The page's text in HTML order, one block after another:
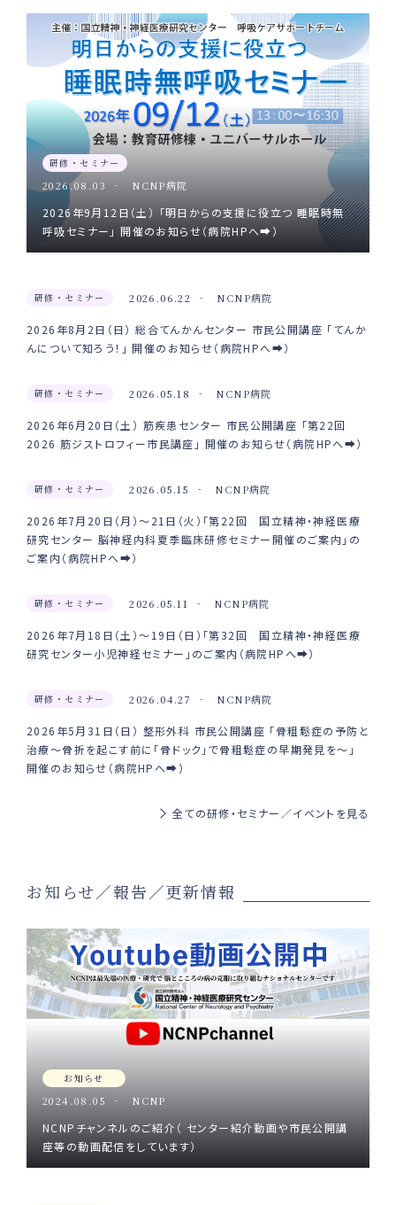
研修・セミナー
2026.08.03 NCNP病院
2026年9月12日（土） 「明日からの支援に役立つ 睡眠時無
呼吸セミナー」 開催のお知らせ（病院HPへ➡）
研修・セミナー 2026.06.22 NCNP病院
2026年8月2日（日） 総合てんかんセンター 市民公開講座 「てんか
んについて知ろう！」 開催のお知らせ（病院HPへ➡）
研修・セミナー 2026.05.18 NCNP病院
2026年6月20日（土） 筋疾患センター 市民公開講座 「第22回
2026 筋ジストロフィー市民講座」 開催のお知らせ（病院HPへ➡）
研修・セミナー 2026.05.15 NCNP病院
2026年7月20日（月）～21日（火）「第22回 国立精神・神経医療
研究センター 脳神経内科夏季臨床研修セミナー開催のご案内」の
ご案内（病院HPへ➡）
研修・セミナー 2026.05.11 NCNP病院
2026年7月18日（土）～19日（日）「第32回 国立精神・神経医療
研究センター小児神経セミナー」のご案内（病院HPへ➡）
研修・セミナー 2026.04.27 NCNP病院
2026年5月31日（日） 整形外科 市民公開講座 「骨粗鬆症の予防と
治療～骨折を起こす前に「骨ドック」で骨粗鬆症の早期発見を～」
開催のお知らせ（病院HPへ➡）
全ての研修・セミナー／イベントを見る
お知らせ／報告／更新情報
お知らせ
2024.08.05 NCNP
NCNPチャンネルのご紹介（ センター紹介動画や市民公開講
座等の動画配信をしています）